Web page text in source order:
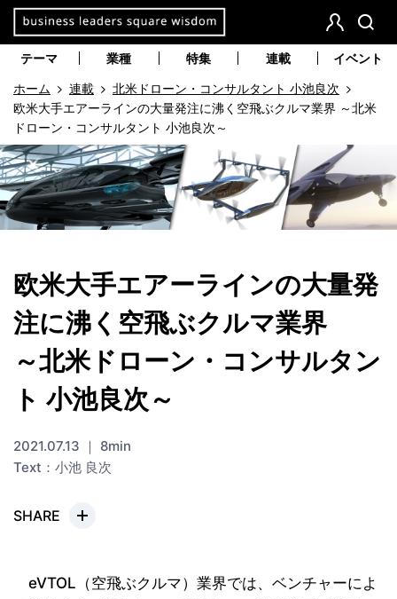
会
録
検
テーマ 業種 特集 連載 イベント
ホーム 連載
北米ドローン・コンサルタント 小池良次
欧米大手エアーラインの大量発注に沸く空飛ぶクルマ業界 ～北米
ドローン・コンサルタント 小池良次～
欧米大手エアーラインの大量発
注に沸く空飛ぶクルマ業界
～北米ドローン・コンサルタン
ト 小池良次～
2021.07.13 ｜ 8min
Text：小池 良次
SHARE
eVTOL（空飛ぶクルマ）業界では、ベンチャーによ